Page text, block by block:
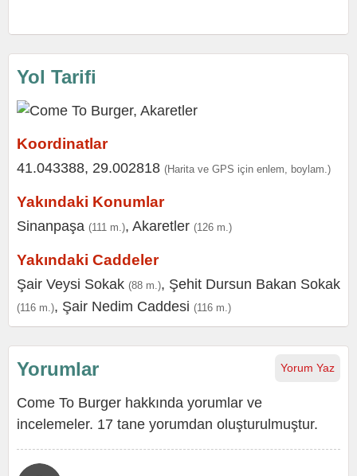
Yol Tarifi
Koordinatlar
41.043388, 29.002818 (Harita ve GPS için enlem, boylam.)
Yakındaki Konumlar
Sinanpaşa (111 m.), Akaretler (126 m.)
Yakındaki Caddeler
Şair Veysi Sokak (88 m.), Şehit Dursun Bakan Sokak
(116 m.), Şair Nedim Caddesi (116 m.)
Yorum Yaz
Yorumlar
Come To Burger hakkında yorumlar ve
incelemeler. 17 tane yorumdan oluşturulmuştur.